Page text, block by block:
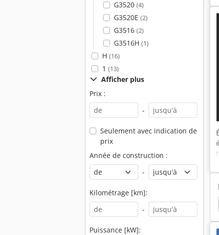
G3520 (4)
G3520E (2)
G3516 (2)
G3516H (1)
H (16)
1 (13)
Afficher plus
Prix :
-
Seulement avec indication de
prix
Année de construction :
-
Kilométrage [km]:
-
Puissance [kW]:
Takeuchi Kubota Bx 2350